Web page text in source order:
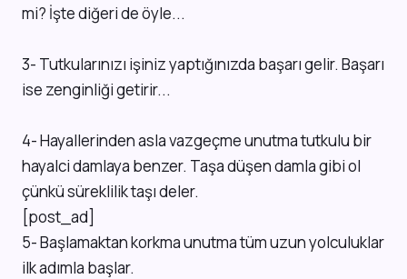
mi? İşte diğeri de öyle...
3- Tutkularınızı işiniz yaptığınızda başarı gelir. Başarı
ise zenginliği getirir...
4- Hayallerinden asla vazgeçme unutma tutkulu bir
hayalci damlaya benzer. Taşa düşen damla gibi ol
çünkü süreklilik taşı deler.
[post_ad]
5- Başlamaktan korkma unutma tüm uzun yolculuklar
ilk adımla başlar.